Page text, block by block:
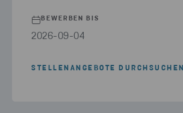
BEWERBEN BIS
2026-09-04
STELLENANGEBOTE DURCHSUCHEN